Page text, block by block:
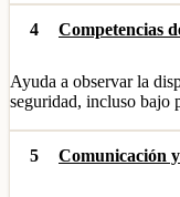
4 Competencias
Ayuda a observar la
seguridad, incluso bajo
5 Comunicación